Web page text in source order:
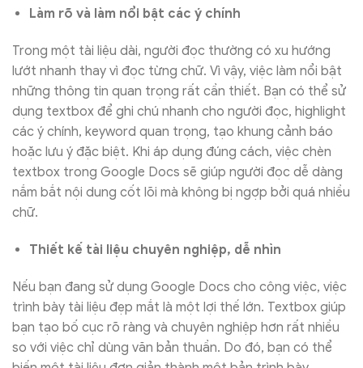
Làm rõ và làm nổi bật các ý chính
Trong một tài liệu dài, người đọc thường có xu hướng
lướt nhanh thay vì đọc từng chữ. Vì vậy, việc làm nổi bật
những thông tin quan trọng rất cần thiết. Bạn có thể sử
dụng textbox để ghi chú nhanh cho người đọc, highlight
các ý chính, keyword quan trọng, tạo khung cảnh báo
hoặc lưu ý đặc biệt. Khi áp dụng đúng cách, việc chèn
textbox trong Google Docs sẽ giúp người đọc dễ dàng
nắm bắt nội dung cốt lõi mà không bị ngợp bởi quá nhiều
chữ.
Thiết kế tài liệu chuyên nghiệp, dễ nhìn
Nếu bạn đang sử dụng Google Docs cho công việc, việc
trình bày tài liệu đẹp mắt là một lợi thế lớn. Textbox giúp
bạn tạo bố cục rõ ràng và chuyên nghiệp hơn rất nhiều
so với việc chỉ dùng văn bản thuần. Do đó, bạn có thể